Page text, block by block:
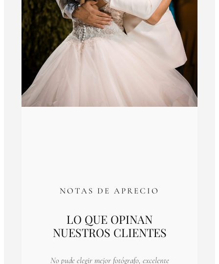
NOTAS DE APRECIO
LO QUE OPINAN
NUESTROS CLIENTES
No pude elegir mejor fotógrafo, excelente